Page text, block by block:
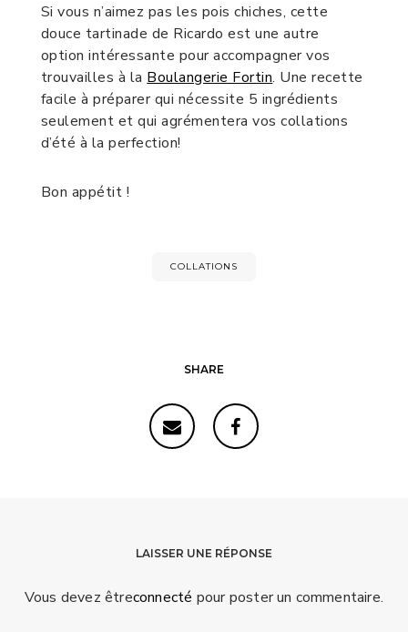
Si vous n’aimez pas les pois chiches, cette
douce tartinade de Ricardo est une autre
option intéressante pour accompagner vos
trouvailles à la Boulangerie Fortin. Une recette
facile à préparer qui nécessite 5 ingrédients
seulement et qui agrémentera vos collations
d’été à la perfection!
Bon appétit !
COLLATIONS
SHARE
LAISSER UNE RÉPONSE
Vous devez êtreconnecté pour poster un commentaire.